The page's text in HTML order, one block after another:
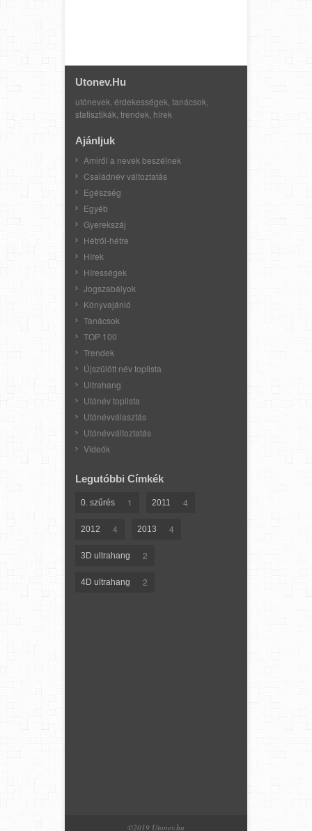
Utonev.hu
utónevek, érdekességek, tanácsok,
statisztikák, trendek, hírek
Ajánljuk
Amiről a nevek beszélnek
Családnév változtatás
Egészség
Egyéb
Gyerekszáj
Hétről-hétre
Hírek
Hírességek
Jogszabályok
Könyvajánló
Tanácsok
TOP 100
Trendek
Újszülött név toplista
Ultrahang
Utónév toplista
Utónévválasztás
Utónévváltoztatás
Videók
Legutóbbi Címkék
0. szűrés 1 2011 4
2012 4 2013 4
3D ultrahang 2
4D ultrahang 2
©2019 Utonev.hu